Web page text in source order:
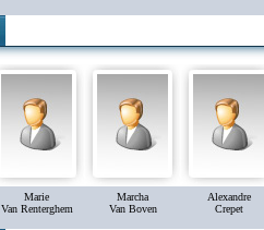
Marie
Van Renterghem
Marcha
Van Boven
Alexandre
Crepet